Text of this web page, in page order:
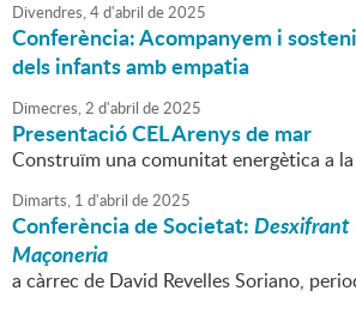
Divendres,4d'abril de2025
Conferència: Acompanyem i
dels infants amb empatia
Dimecres,2 d'abril de2025
Presentació CEL Arenys de mar
Construïm una comunitat energètica a
Dimarts, 1 d'abril de2025
Conferència de Societat:Desxifrant
Maçoneria
a càrrec de David Revelles Soriano,